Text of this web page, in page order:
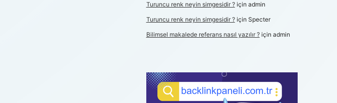
Turuncu renk neyin simgesidir ?için admin
Turuncu renk neyin simgesidir ?için Specter
Bilimsel makalede referans nasıl yazılır ?için admin